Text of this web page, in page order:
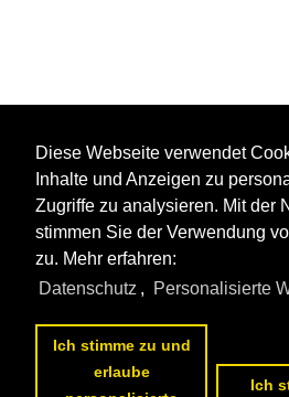
Diese Webseite verwendet
Inhalte und Anzeigen zu
Zugriffe zu analysieren. Mit der
stimmen Sie der Verwendung
zu. Mehr erfahren:
Datenschutz , Personalisierte
Ich stimme zu und
erlaube
Ich